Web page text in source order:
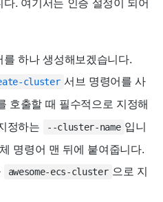
. 여기서는 인증 설정이 되어
하나 생성해보겠습니다.
cluster 서브 명령어를 사
호출할 때 필수적으로 지정해
정하는
--cluster-name 입니
명령어 맨 뒤에 붙여줍니다.
awesome-ecs-cluster 으로 지